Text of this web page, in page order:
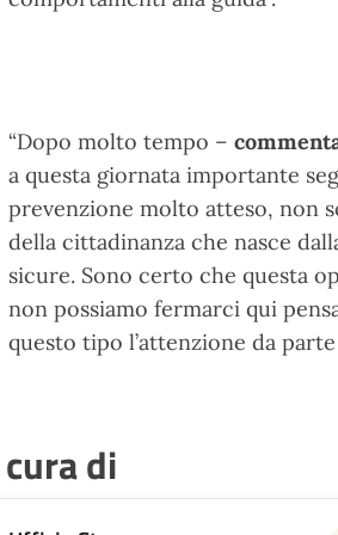
“Dopo molto tempo –
a questa giornata importante
prevenzione molto atteso, non
della cittadinanza che nasce
sicure. Sono certo che questa
non possiamo fermarci qui
questo tipo l’attenzione da
di